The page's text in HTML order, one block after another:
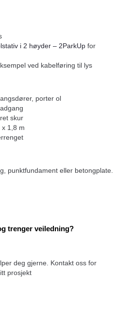
i 2 høyder – 2ParkUp for
ved kabelføring til lys
porter ol
skur
1,8 m
punktfundament eller betongplate.
trenger veiledning?
deg gjerne. Kontakt oss for
prosjekt